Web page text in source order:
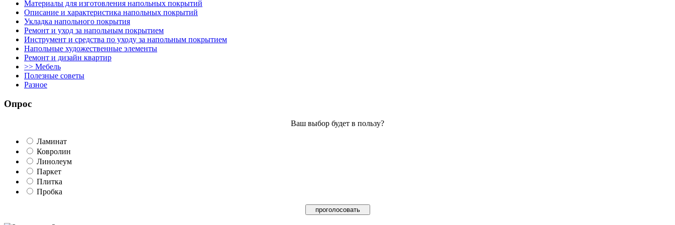
Материалы для изготовления напольных покрытий
Описание и характеристика напольных покрытий
Укладка напольного покрытия
Ремонт и уход за напольным покрытием
Инструмент и средства по уходу за напольным покрытием
Напольные художественные элементы
Ремонт и дизайн квартир
>> Мебель
Полезные советы
Разное
Опрос
Ваш выбор будет в пользу?
Ламинат
Ковролин
Линолеум
Паркет
Плитка
Пробка